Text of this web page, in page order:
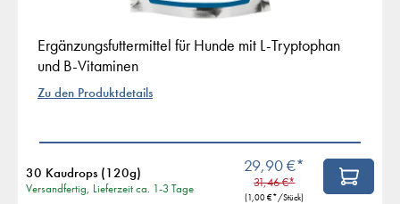
Ergänzungsfuttermittel für Hunde mit L-Tryptophan
und B-Vitaminen
Zu den Produktdetails
30 Kaudrops (120g)
Versandfertig, Lieferzeit ca. 1-3 Tage
29,90 €*
31,46 €*
(1,00 €*/Stück)